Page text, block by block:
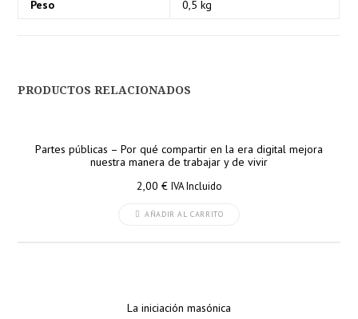
Peso 0,5 kg
PRODUCTOS RELACIONADOS
Partes públicas – Por qué compartir en la era digital mejora
nuestra manera de trabajar y de vivir
2,00 € IVA Incluido
AÑADIR AL CARRITO
La iniciación masónica